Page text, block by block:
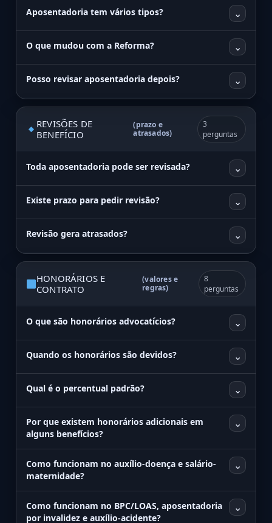
Aposentadoria tem vários tipos? ⌄
O que mudou com a Reforma? ⌄
Posso revisar aposentadoria depois? ⌄
REVISÕES DE
BENEFÍCIO
(prazo e
atrasados)
3
perguntas
Toda aposentadoria pode ser revisada? ⌄
Existe prazo para pedir revisão? ⌄
Revisão gera atrasados? ⌄
HONORÁRIOS E
CONTRATO
(valores e
regras)
8
perguntas
O que são honorários advocatícios? ⌄
Quando os honorários são devidos? ⌄
Qual é o percentual padrão? ⌄
Por que existem honorários adicionais em
alguns benefícios?
⌄
Como funcionam no auxílio-doença e salário-
maternidade?
⌄
Como funcionam no BPC/LOAS, aposentadoria
por invalidez e auxílio-acidente?
⌄